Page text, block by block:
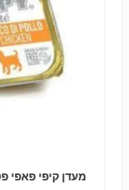
מעדן קיפי פאפי פטה